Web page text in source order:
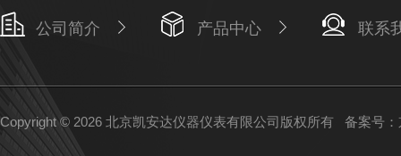
公司简介 产品中心 联系
Copyright © 2026 北京凯安达仪器仪表有限公司版权所有 备案号